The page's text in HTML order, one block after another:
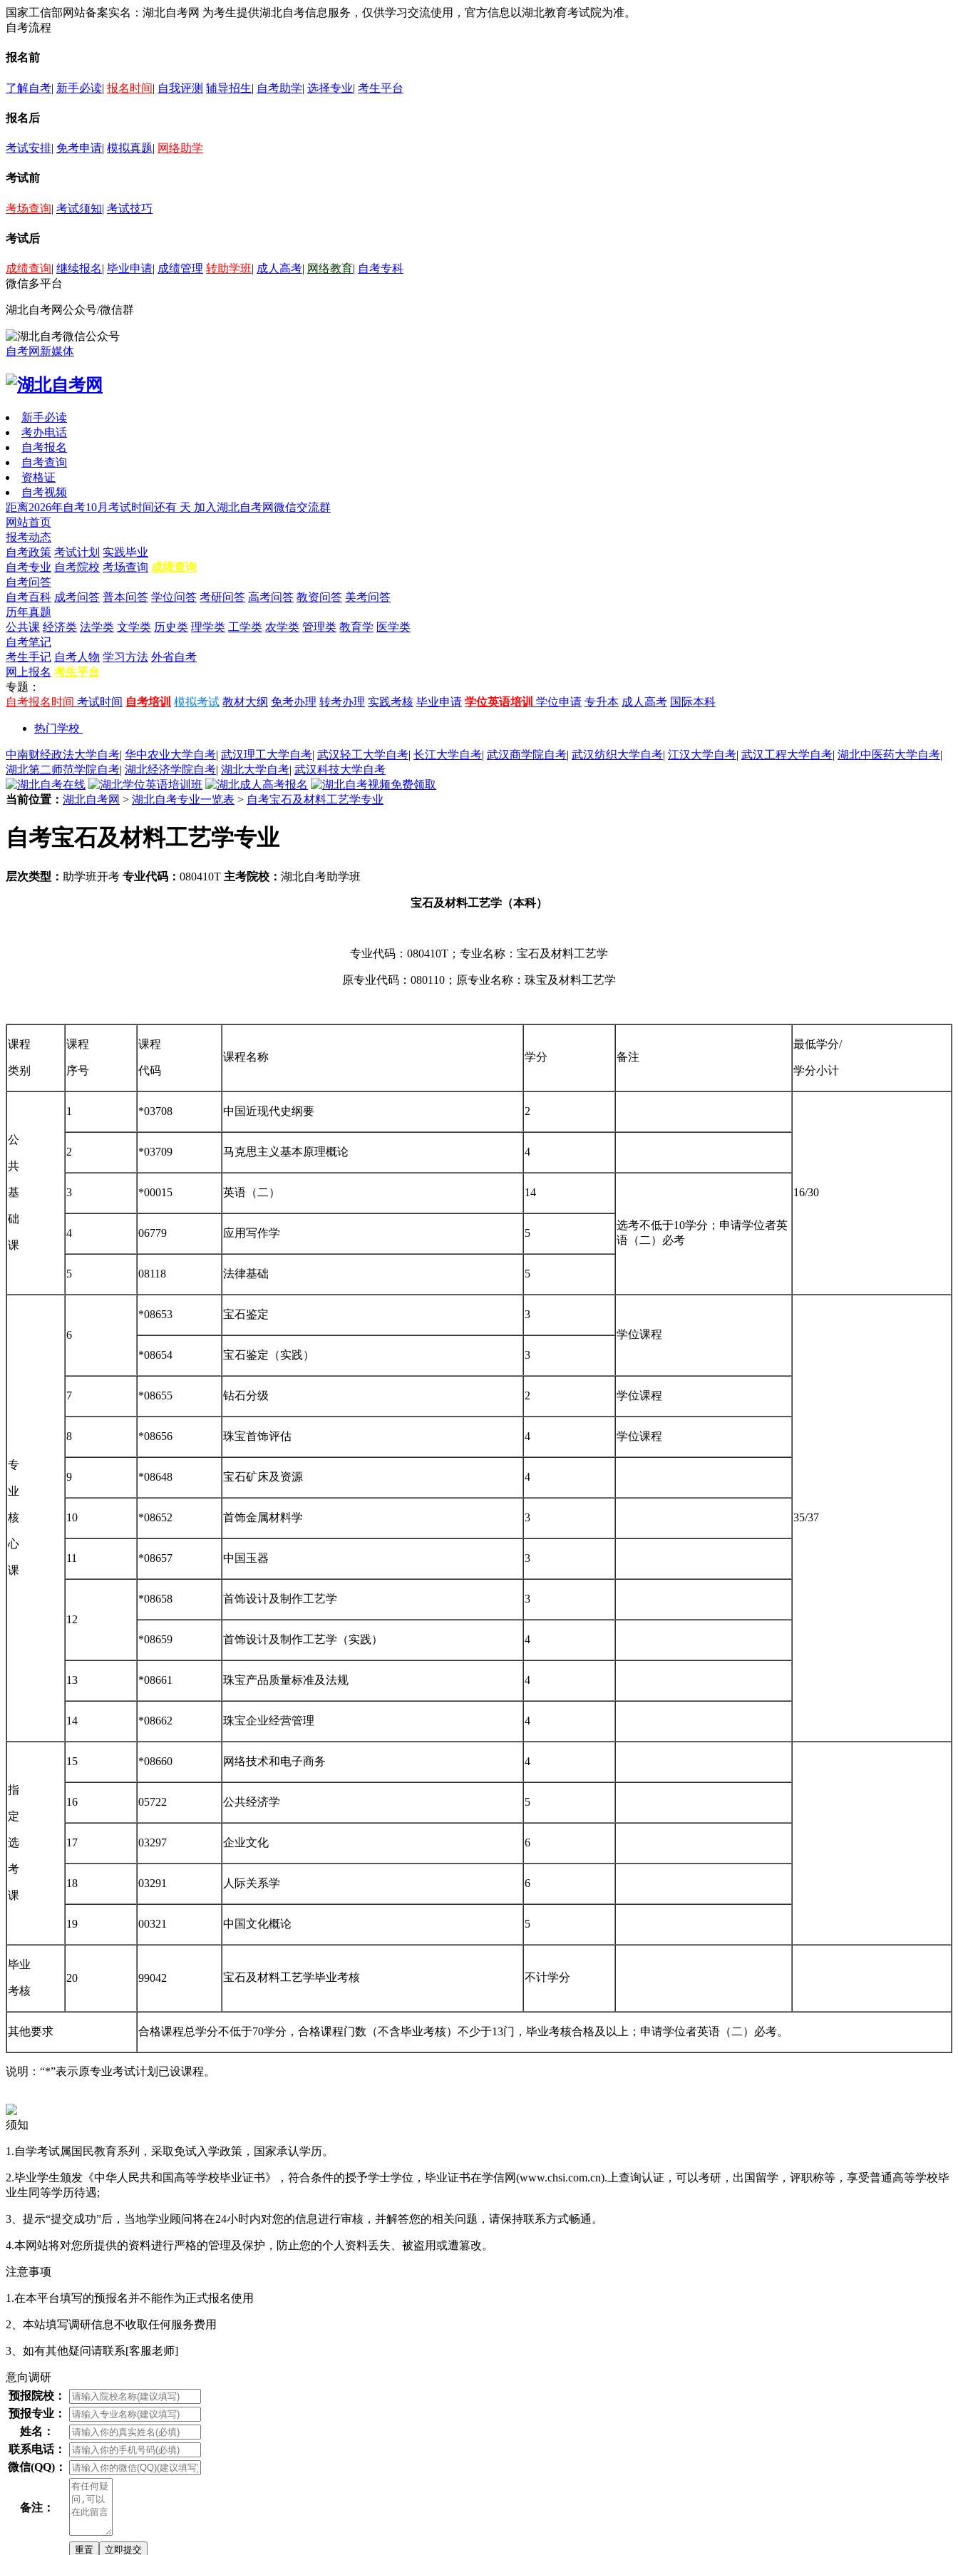
国家工信部网站备案实名：湖北自考网 为考生提供湖北自考信息服务，仅供学习交流使用，官方信息以湖北教育考试院为准。
自考流程
报名前
了解自考| 新手必读| 报名时间| 自我评测 辅导招生| 自考助学| 选择专业| 考生平台
报名后
考试安排| 免考申请| 模拟真题| 网络助学
考试前
考场查询| 考试须知| 考试技巧
考试后
成绩查询| 继续报名| 毕业申请| 成绩管理 转助学班| 成人高考| 网络教育| 自考专科
微信多平台
湖北自考网公众号/微信群
自考网新媒体
新手必读
考办电话
自考报名
自考查询
资格证
自考视频
距离2026年自考10月考试时间还有 天 加入湖北自考网微信交流群
网站首页
报考动态
自考政策 考试计划 实践毕业
自考专业 自考院校 考场查询 成绩查询
自考问答
自考百科 成考问答 普本问答 学位问答 考研问答 高考问答 教资问答 美考问答
历年真题
公共课 经济类 法学类 文学类 历史类 理学类 工学类 农学类 管理类 教育学 医学类
自考笔记
考生手记 自考人物 学习方法 外省自考
网上报名 考生平台
专题：
自考报名时间 考试时间 自考培训 模拟考试 教材大纲 免考办理 转考办理 实践考核 毕业申请 学位英语培训 学位申请 专升本 成人高考 国际本科
热门学校
中南财经政法大学自考| 华中农业大学自考| 武汉理工大学自考| 武汉轻工大学自考| 长江大学自考| 武汉商学院自考| 武汉纺织大学自考| 江汉大学自考| 武汉工程大学自考| 湖北中医药大学自考|
湖北第二师范学院自考| 湖北经济学院自考| 湖北大学自考| 武汉科技大学自考
当前位置： 湖北自考网 > 湖北自考专业一览表 > 自考宝石及材料工艺学专业
自考宝石及材料工艺学专业
层次类型： 助学班开考 专业代码： 080410T 主考院校： 湖北自考助学班
宝石及材料工艺学（本科）
专业代码：080410T；专业名称：宝石及材料工艺学
原专业代码：080110；原专业名称：珠宝及材料工艺学
课程
类别
课程
序号
课程
代码
课程名称 学分 备注
最低学分/
学分小计
公
共
基
础
课
1 *03708 中国近现代史纲要 2
16/30
2 *03709 马克思主义基本原理概论 4
3 *00015 英语（二） 14
选考不低于10学分；申请学位者英
语（二）必考
4 06779 应用写作学 5
5 08118 法律基础 5
专
业
核
心
课
6
*08653 宝石鉴定
3
学位课程
35/37
*08654 宝石鉴定（实践） 3
7 *08655 钻石分级 2 学位课程
8 *08656 珠宝首饰评估 4 学位课程
9 *08648 宝石矿床及资源 4
10 *08652 首饰金属材料学 3
11 *08657 中国玉器 3
12
*08658 首饰设计及制作工艺学 3
*08659 首饰设计及制作工艺学（实践） 4
13 *08661 珠宝产品质量标准及法规 4
14 *08662 珠宝企业经营管理 4
指
定
选
考
课
15 *08660 网络技术和电子商务 4
16 05722 公共经济学 5
17 03297 企业文化 6
18 03291 人际关系学 6
19 00321 中国文化概论 5
毕业
考核
20 99042 宝石及材料工艺学毕业考核 不计学分
其他要求 合格课程总学分不低于70学分，合格课程门数（不含毕业考核）不少于13门，毕业考核合格及以上；申请学位者英语（二）必考。
说明：“*”表示原专业考试计划已设课程。
须知
1.自学考试属国民教育系列，采取免试入学政策，国家承认学历。
2.毕业学生颁发《中华人民共和国高等学校毕业证书》，符合条件的授予学士学位，毕业证书在学信网(www.chsi.com.cn).上查询认证，可以考研，出国留学，评职称等，享受普通高等学校毕
业生同等学历待遇;
3、提示“提交成功”后，当地学业顾问将在24小时内对您的信息进行审核，并解答您的相关问题，请保持联系方式畅通。
4.本网站将对您所提供的资料进行严格的管理及保护，防止您的个人资料丢失、被盗用或遭篡改。
注意事项
1.在本平台填写的预报名并不能作为正式报名使用
2、本站填写调研信息不收取任何服务费用
3、如有其他疑问请联系[客服老师]
意向调研
预报院校：
预报专业：
姓名：
联系电话：
微信(QQ)：
备注：